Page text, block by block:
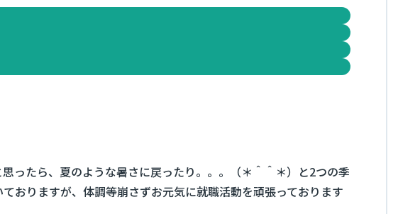
ったら、夏のような暑さに戻ったり。。。（＊＾＾＊）と2つの季
おりますが、体調等崩さずお元気に就職活動を頑張っております